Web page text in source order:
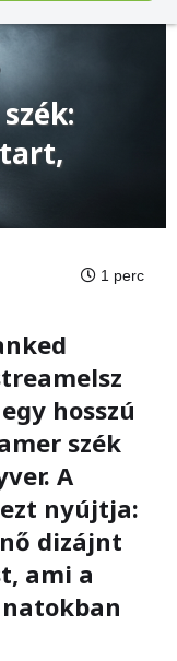
1 perc
hosszú
szék
A
nyújtja:
dizájnt
ami a